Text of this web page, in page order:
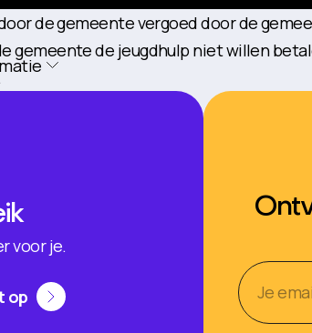
de gemeente vergoed door de
de jeugdhulp niet willen
voor je.
op